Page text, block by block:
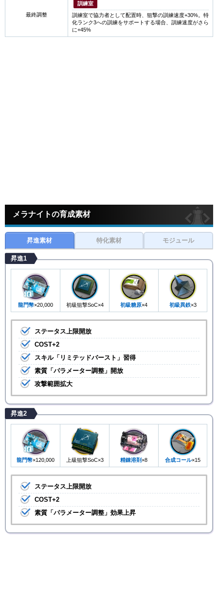
最終調整
訓練室
訓練室で協力者として配置時、狙撃の訓練速度+30%。特
化ランク3への訓練をサポートする場合、訓練速度がさら
に+45%
メラナイトの育成素材
昇進素材 特化素材 モジュール
昇進1
龍門幣×20,000 初級狙撃SoC×4 初級糖原×4 初級異鉄×3
ステータス上限開放
COST+2
スキル「リミテッドバースト」習得
素質「パラメーター調整」開放
攻撃範囲拡大
昇進2
龍門幣×120,000 上級狙撃SoC×3 精錬溶剤 ×8 合成コール×15
ステータス上限開放
COST+2
素質「パラメーター調整」効果上昇